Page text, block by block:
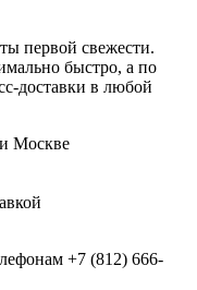
первой свежести.
быстро, а по
доставки в любой
Москве
+7 (812) 666-